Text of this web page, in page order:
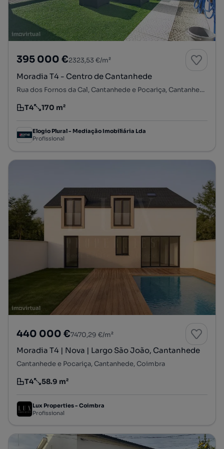
395 000 €2323,53 €/m²
Moradia T4 - Centro de Cantanhede
Rua dos Fornos da Cal, Cantanhede e Pocariça, Cantanhede, Coimbra
Tipologia
T4
Preço por metro quadrado
170 m²
Elogio Plural - Mediação Imobiliária Lda
Profissional
440 000 €7470,29 €/m²
Moradia T4 | Nova | Largo São João, Cantanhede
Cantanhede e Pocariça, Cantanhede, Coimbra
Tipologia
T4
Preço por metro quadrado
58.9 m²
Lux Properties - Coimbra
Profissional